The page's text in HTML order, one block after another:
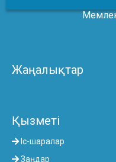
Жаңалықтар
Қызметі
Іс-шаралар
Заңдар